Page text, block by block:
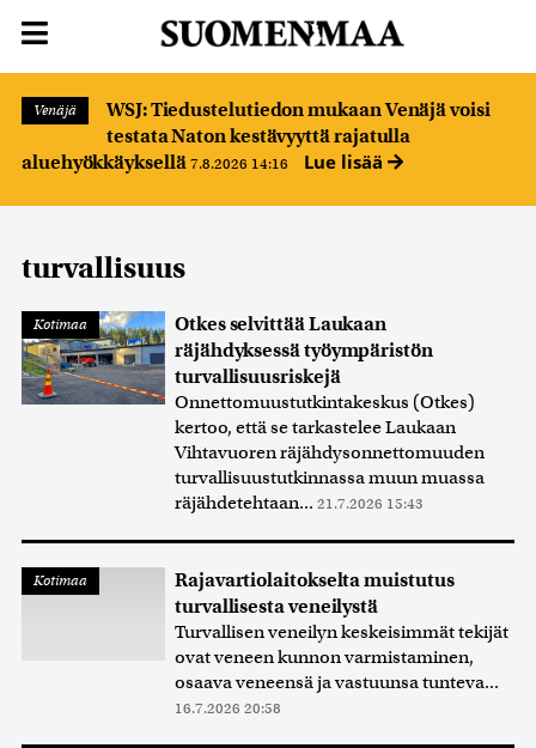
Venäjä
WSJ: Tiedustelutiedon mukaan Venäjä voisi
testata Naton kestävyyttä rajatulla
aluehyökkäyksellä 7.8.2026 14:16 Lue lisää
turvallisuus
Kotimaa
Otkes selvittää Laukaan
räjähdyksessä työympäristön
turvallisuusriskejä
Onnettomuustutkintakeskus (Otkes)
kertoo, että se tarkastelee Laukaan
Vihtavuoren räjähdysonnettomuuden
turvallisuustutkinnassa muun muassa
räjähdetehtaan... 21.7.2026 15:43
Kotimaa
Rajavartiolaitokselta muistutus
turvallisesta veneilystä
Turvallisen veneilyn keskeisimmät tekijät
ovat veneen kunnon varmistaminen,
osaava veneensä ja vastuunsa tunteva...
16.7.2026 20:58